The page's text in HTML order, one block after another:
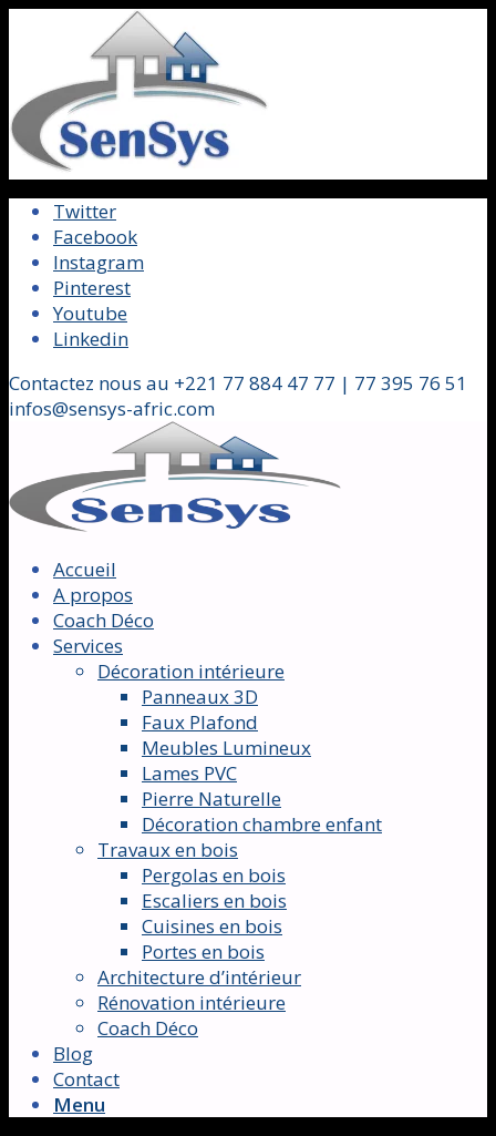
Twitter
Facebook
Instagram
Pinterest
Youtube
Linkedin
Contactez nous au +221 77 884 47 77 | 77 395 76 51
infos@sensys-afric.com
Accueil
A propos
Coach Déco
Services
Décoration intérieure
Panneaux 3D
Faux Plafond
Meubles Lumineux
Lames PVC
Pierre Naturelle
Décoration chambre enfant
Travaux en bois
Pergolas en bois
Escaliers en bois
Cuisines en bois
Portes en bois
Architecture d’intérieur
Rénovation intérieure
Coach Déco
Blog
Contact
Menu